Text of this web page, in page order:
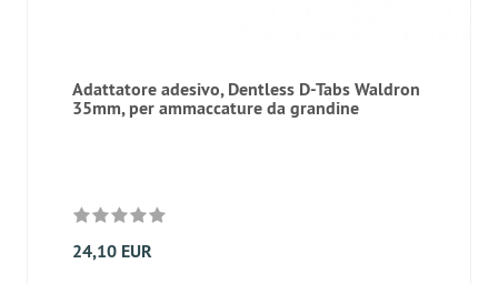
Adattatore adesivo, Dentless D-Tabs Waldron
35mm, per ammaccature da grandine
24,10 EUR